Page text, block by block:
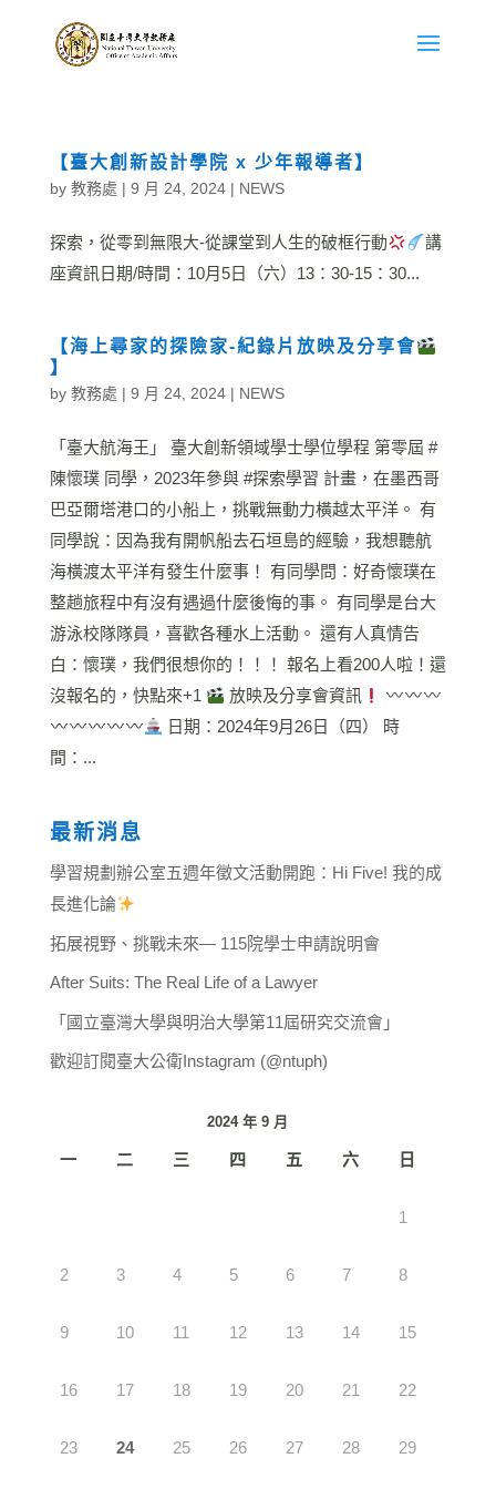
【臺大創新設計學院 x 少年報導者】
by 教務處 | 9 月 24, 2024| NEWS
探索，從零到無限大-從課堂到人生的破框行動
講
座資訊日期/時間：10月5日（六）13：30-15：30...
【海上尋家的探險家-紀錄片放映及分享會
】
by 教務處 | 9 月 24, 2024| NEWS
「臺大航海王」 臺大創新領域學士學位學程 第零屆 #
陳懷璞 同學，2023年參與 #探索學習 計畫，在墨西哥
巴亞爾塔港口的小船上，挑戰無動力橫越太平洋。 有
同學說：因為我有開帆船去石垣島的經驗，我想聽航
海橫渡太平洋有發生什麼事！ 有同學問：好奇懷璞在
整趟旅程中有沒有遇過什麼後悔的事。 有同學是台大
游泳校隊隊員，喜歡各種水上活動。 還有人真情告
白：懷璞，我們很想你的！！！ 報名上看200人啦！還
沒報名的，快點來+1
放映及分享會資訊
日期：2024年9月26日（四） 時
間：...
最新消息
學習規劃辦公室五週年徵文活動開跑：Hi Five! 我的成
長進化論
拓展視野、挑戰未來— 115院學士申請說明會
After Suits: The Real Life of a Lawyer
「國立臺灣大學與明治大學第11屆研究交流會」
歡迎訂閱臺大公衛Instagram (@ntuph)
2024 年 9 月
一 二 三 四 五 六 日
1
2 3 4 5 6 7 8
9 10 11 12 13 14 15
16 17 18 19 20 21 22
23 24 25 26 27 28 29